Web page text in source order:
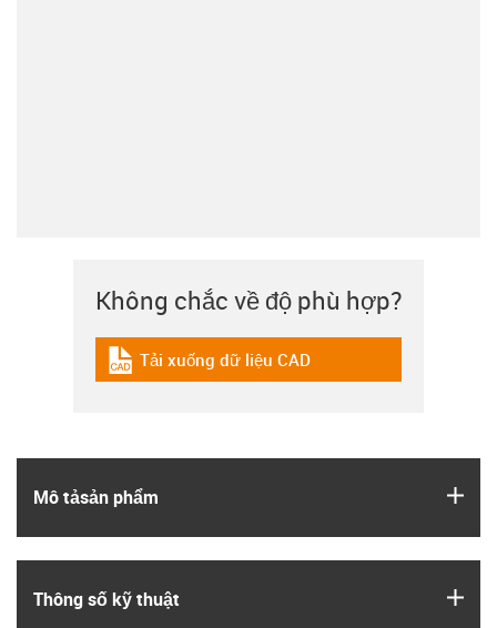
Mô tả­sản phẩm
Thông số kỹ thuật
Không chắc về độ phù hợp?
igus-icon-cad-dateien
Tải xuống dữ liệu CAD